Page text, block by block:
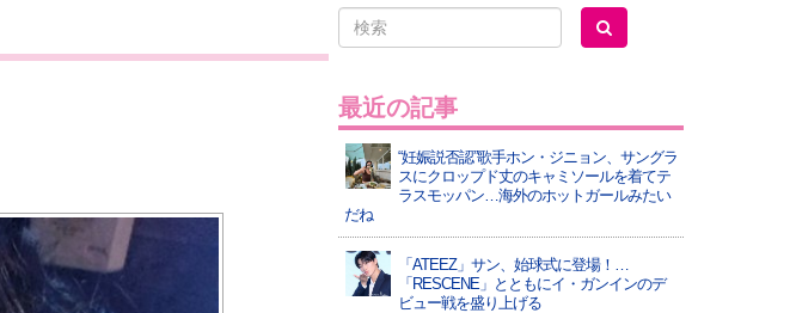
最近の記事
“妊娠説否認”歌手ホン・ジニョン、サングラ
スにクロップド丈のキャミソールを着てテ
ラスモッパン…海外のホットガールみたい
だね
「ATEEZ」サン、始球式に登場！…
「RESCENE」とともにイ・ガンインのデ
ビュー戦を盛り上げる